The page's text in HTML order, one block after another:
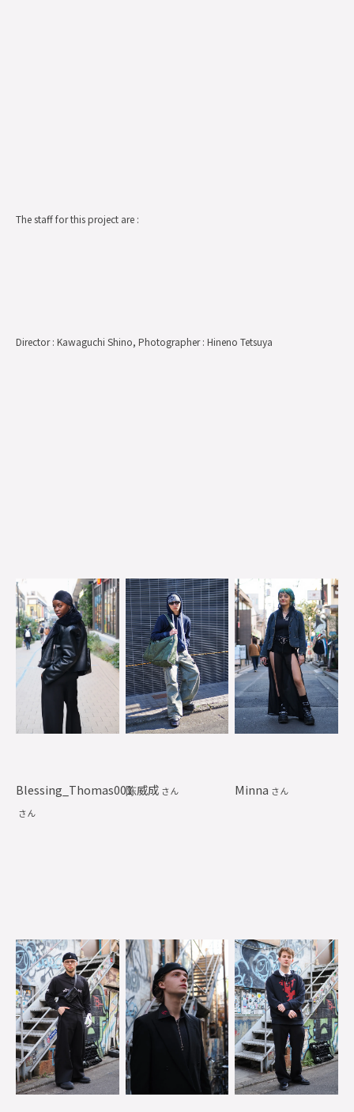
The staff for this project are :
Director : Kawaguchi Shino, Photographer : Hineno Tetsuya
Blessing_Thomas001
さん
陈威成 さん Minna さん